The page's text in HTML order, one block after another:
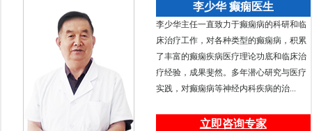
李少华 癫痫医生
李少华主任一直致力于癫痫病的科研和临
床治疗工作，对各种类型的癫痫病，积累
了丰富的癫痫疾病医疗理论功底和临床治
疗经验，成果斐然。多年潜心研究与医疗
实践，对癫痫病等神经内科疾病的治...
立即咨询专家